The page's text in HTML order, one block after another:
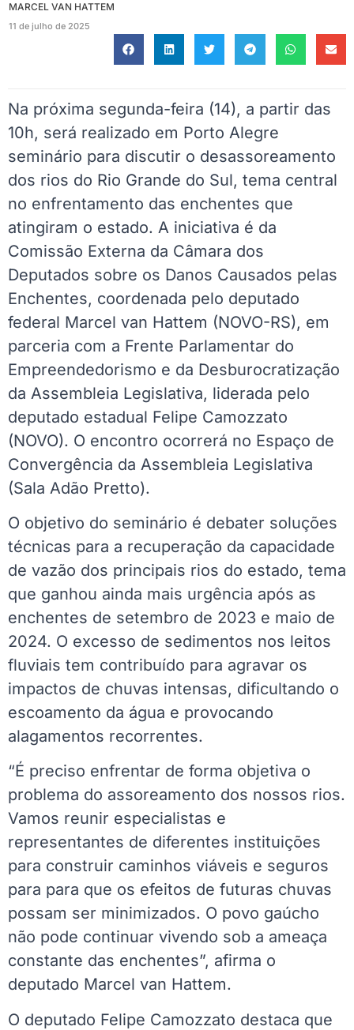
MARCEL VAN HATTEM
11 de julho de 2025
Na próxima segunda-feira (14), a partir das
10h, será realizado em Porto Alegre
seminário para discutir o desassoreamento
dos rios do Rio Grande do Sul, tema central
no enfrentamento das enchentes que
atingiram o estado. A iniciativa é da
Comissão Externa da Câmara dos
Deputados sobre os Danos Causados pelas
Enchentes, coordenada pelo deputado
federal Marcel van Hattem (NOVO-RS), em
parceria com a Frente Parlamentar do
Empreendedorismo e da Desburocratização
da Assembleia Legislativa, liderada pelo
deputado estadual Felipe Camozzato
(NOVO). O encontro ocorrerá no Espaço de
Convergência da Assembleia Legislativa
(Sala Adão Pretto).
O objetivo do seminário é debater soluções
técnicas para a recuperação da capacidade
de vazão dos principais rios do estado, tema
que ganhou ainda mais urgência após as
enchentes de setembro de 2023 e maio de
2024. O excesso de sedimentos nos leitos
fluviais tem contribuído para agravar os
impactos de chuvas intensas, dificultando o
escoamento da água e provocando
alagamentos recorrentes.
“É preciso enfrentar de forma objetiva o
problema do assoreamento dos nossos rios.
Vamos reunir especialistas e
representantes de diferentes instituições
para construir caminhos viáveis e seguros
para para que os efeitos de futuras chuvas
possam ser minimizados. O povo gaúcho
não pode continuar vivendo sob a ameaça
constante das enchentes”, afirma o
deputado Marcel van Hattem.
O deputado Felipe Camozzato destaca que